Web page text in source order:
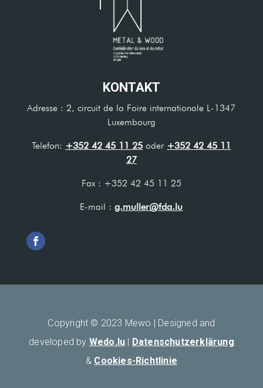
KONTAKT
Adresse : 2, circuit de la Foire internationale L-1347
Luxembourg
Telefon: +352 42 45 11 25 oder +352 42 45 11
27
Fax : +352 42 45 11 25
E-mail :g.muller@fda.lu
Copyright © 2023 Mewo | Designed and
developed by Wedo.lu
Datenschutzerklärung
& Cookies-Richtlinie